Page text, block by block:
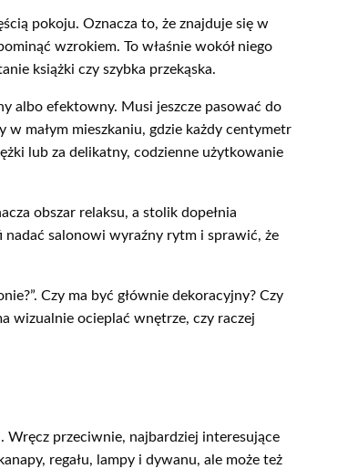
pokoju. Oznacza to, że znajduje się w
wzrokiem. To właśnie wokół niego
książki czy szybka przekąska.
albo efektowny. Musi jeszcze pasować do
małym mieszkaniu, gdzie każdy centymetr
lub za delikatny, codzienne użytkowanie
obszar relaksu, a stolik dopełnia
salonowi wyraźny rytm i sprawić, że
Czy ma być głównie dekoracyjny? Czy
wizualnie ocieplać wnętrze, czy raczej
Wręcz przeciwnie, najbardziej interesujące
regału, lampy i dywanu, ale może też